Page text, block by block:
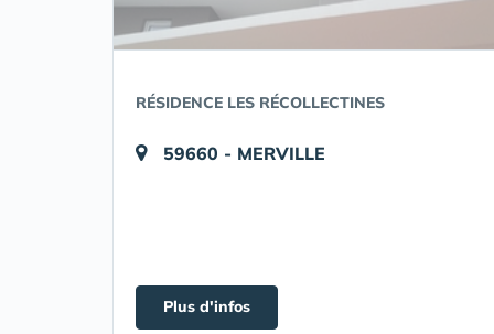
RÉSIDENCE LES RÉCOLLECTINES
59660 - MERVILLE
Plus d'infos